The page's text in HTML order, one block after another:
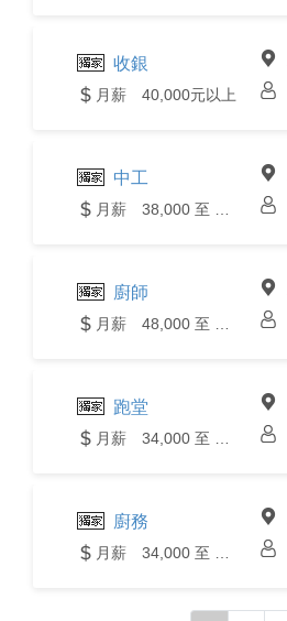
收銀
月薪 40,000元以上
中工
廚師
跑堂
廚務